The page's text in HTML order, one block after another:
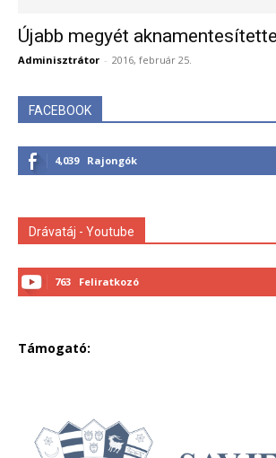
Újabb megyét
Adminisztrátor - 2016, február 25.
FACEBOOK
4,039 Rajongók
Drávatáj - Youtube
763 Feliratkozó
Támogató: